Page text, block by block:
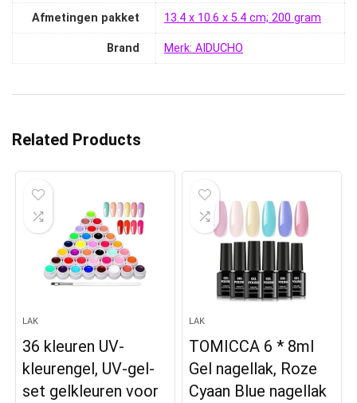
Afmetingen pakket ‎13.4 x 10.6 x 5.4 cm; 200 gram
Brand Merk: AIDUCHO
Related Products
LAK
36 kleuren UV-
kleurengel, UV-gel-
set gelkleuren voor
LAK
TOMICCA 6 * 8ml
Gel nagellak, Roze
Cyaan Blue nagellak